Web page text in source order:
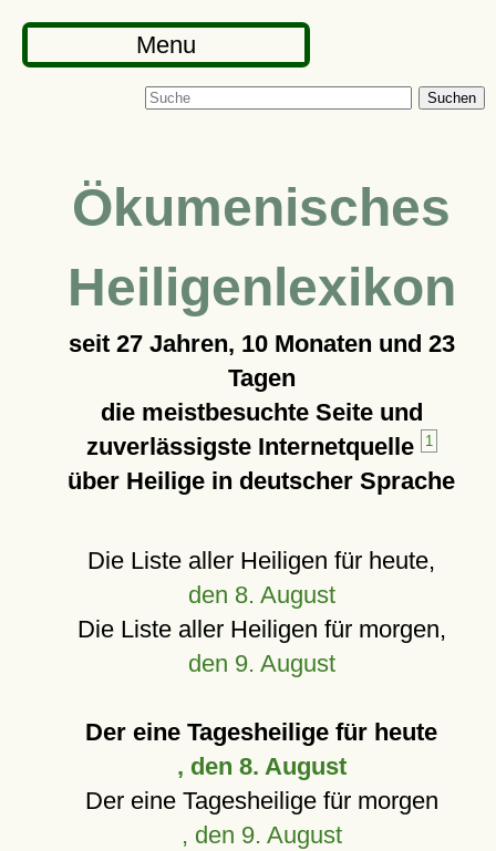
Menu
Suchen
Ökumenisches
Heiligenlexikon
seit 27 Jahren, 10 Monaten und 23
Tagen
die meistbesuchte Seite und
zuverlässigste Internetquelle
1
über Heilige in deutscher Sprache
Die Liste aller Heiligen für heute,
den 8. August
Die Liste aller Heiligen für morgen,
den 9. August
Der eine Tagesheilige für heute
, den 8. August
Der eine Tagesheilige für morgen
, den 9. August